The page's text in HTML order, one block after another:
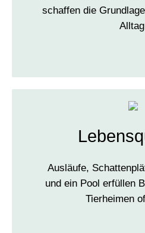
schaffen die
Ausläufe,
und ein Pool erfüllen
Tierheimen